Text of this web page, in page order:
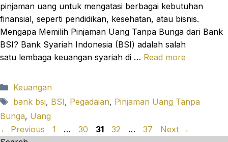
pinjaman uang untuk mengatasi berbagai kebutuhan
finansial, seperti pendidikan, kesehatan, atau bisnis.
Mengapa Memilih Pinjaman Uang Tanpa Bunga dari Bank
BSI? Bank Syariah Indonesia (BSI) adalah salah
satu lembaga keuangan syariah di … Read more
Categories
Keuangan
Tags
bank bsi, BSI, Pegadaian, Pinjaman Uang Tanpa
Bunga, Uang
← Previous Page
1 … Page
30 Page
31 Page
32 … Page
37 Next →